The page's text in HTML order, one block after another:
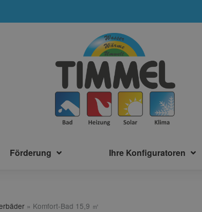
Förderung Ihre Konfiguratoren
» Komfort-Bad 15,9 ㎡